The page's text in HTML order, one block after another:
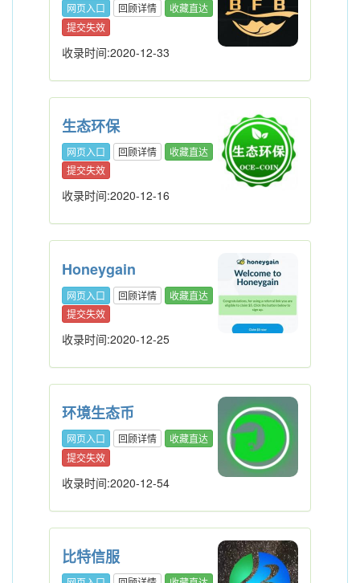
网页入口 回顾详情
收藏直达
提交失效
收录时间:2020-12-33
生态环保
网页入口 回顾详情
收藏直达
提交失效
收录时间:2020-12-16
Honeygain
网页入口 回顾详情
收藏直达
提交失效
收录时间:2020-12-25
环境生态币
网页入口 回顾详情
收藏直达
提交失效
收录时间:2020-12-54
比特信服